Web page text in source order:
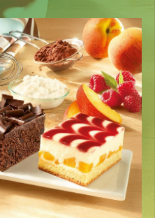
à un gâteau, dénichez
prendre plaisir à réaliser vos